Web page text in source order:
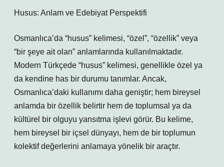
Husus: Anlam ve Edebiyat Perspektifi
Osmanlıca’da “husus” kelimesi, “özel”, “özellik” veya
“bir şeye ait olan” anlamlarında kullanılmaktadır.
Modern Türkçede “husus” kelimesi, genellikle özel ya
da kendine has bir durumu tanımlar. Ancak,
Osmanlıca’daki kullanımı daha geniştir; hem bireysel
anlamda bir özellik belirtir hem de toplumsal ya da
kültürel bir olguyu yansıtma işlevi görür. Bu kelime,
hem bireysel bir içsel dünyayı, hem de bir toplumun
kolektif değerlerini anlamaya yönelik bir araçtır.